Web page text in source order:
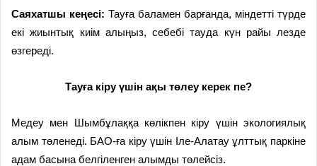
Саяхатшы кеңесі: Тауға баламен барғанда, міндетті түрде
екі жиынтық киім алыңыз, себебі тауда күн райы лезде
өзгереді.
Тауға кіру үшін ақы төлеу керек пе?
Медеу мен Шымбұлаққа көлікпен кіру үшін экологиялық
алым төленеді. БАО-ға кіру үшін Іле-Алатау ұлттық паркіне
адам басына белгіленген алымды төлейсіз.